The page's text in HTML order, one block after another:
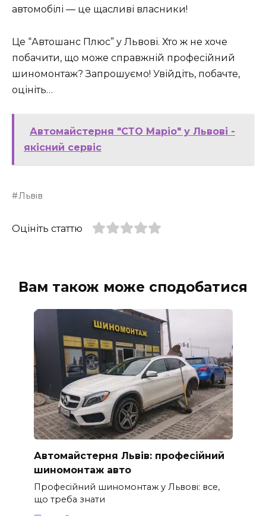
автомобілі — це щасливі власники!
Це “Автошанс Плюс” у Львові. Хто ж не хоче
побачити, що може справжній професійний
шиномонтаж? Запрошуємо! Увійдіть, побачте,
оцініть…
Автомайстерня "СТО Маріо" у Львові -
якісний сервіс
Львів
Оцініть статтю
Вам також може сподобатися
Автомайстерня Львів: професійний
шиномонтаж авто
Професійний шиномонтаж у Львові: все,
що треба знати